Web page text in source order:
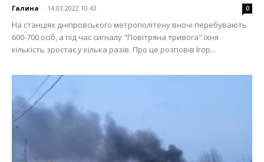
Галина - 14.03.2022 10:43 0
На станціях дніпровського метрополітену вночі перебувають
600-700 осіб, а під час сигналу "Повітряна тривога" їхня
кількість зростає у кілька разів. Про це розповів Ігор...